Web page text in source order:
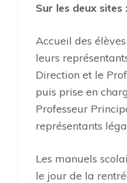
Sur les deux sites :
Accueil des
leurs
Direction et le
puis prise en
Professeur
représentants
Les manuels
le jour de la